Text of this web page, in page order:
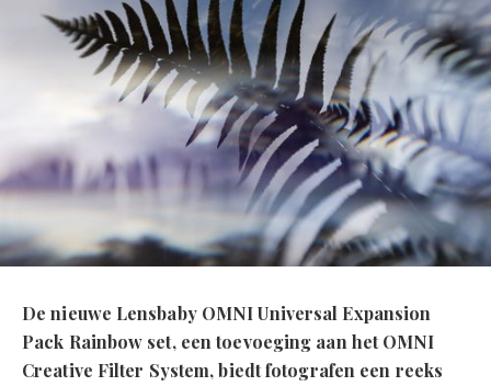
De nieuwe Lensbaby OMNI Universal Expansion
Pack Rainbow set, een toevoeging aan het OMNI
Creative Filter System, biedt fotografen een reeks